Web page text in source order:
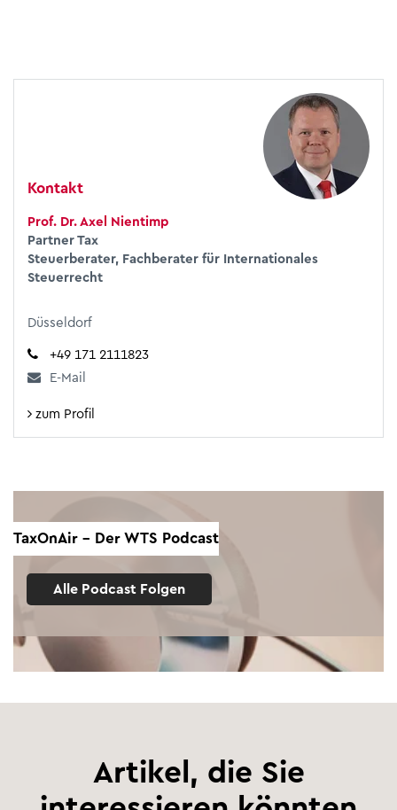
Kontakt
Prof. Dr. Axel Nientimp
Partner Tax
Steuerberater, Fachberater für Internationales
Steuerrecht
Düsseldorf
+49 171 2111823
E-Mail
zum Profil
TaxOnAir - Der WTS Podcast
Alle Podcast Folgen
Artikel, die Sie